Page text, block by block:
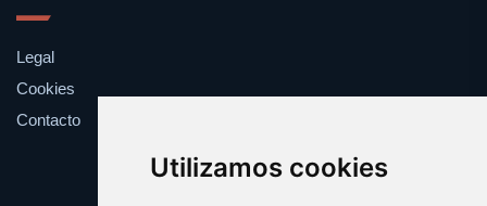
Utilizamos cookies
Legal
Cookies
Contacto